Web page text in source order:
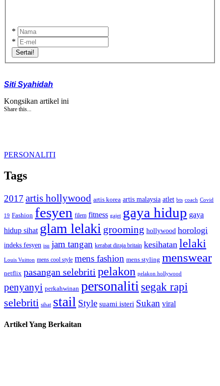
*
*
Sertai!
Siti Syahidah
Kongsikan artikel ini
Share this...
PERSONALITI
Tags
2017 artis hollywood artis korea artis malaysia atlet bts coach Covid
19 Fashion fesyen filem fitness gajet gaya hidup gaya
hidup sihat glam lelaki grooming hollywood horologi
indeks fesyen isu jam tangan kerabat diraja britain kesihatan lelaki
Louis Vuitton mens cool style mens fashion mens styling menswear
netflix pasangan selebriti pelakon pelakon hollywood
penyanyi perkahwinan personaliti segak rapi
selebriti sihat stail Style suami isteri Sukan viral
Artikel Yang Berkaitan